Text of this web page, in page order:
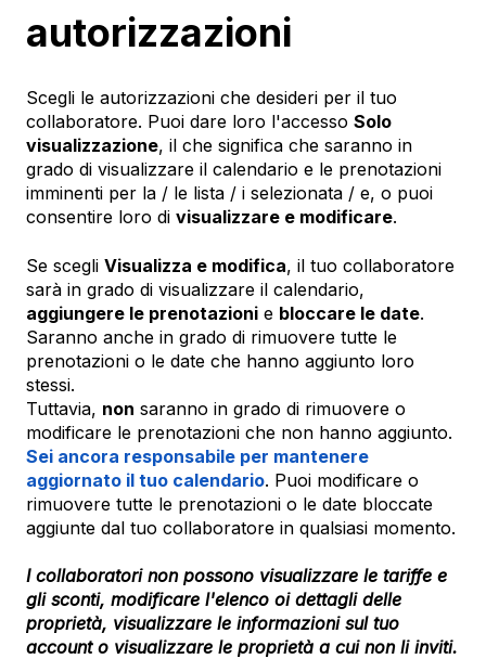
autorizzazioni
Scegli le autorizzazioni che desideri per il tuo
collaboratore. Puoi dare loro l'accesso Solo
visualizzazione, il che significa che saranno in
grado di visualizzare il calendario e le prenotazioni
imminenti per la / le lista / i selezionata / e, o puoi
consentire loro di visualizzare e modificare.
Se scegli Visualizza e modifica, il tuo collaboratore
sarà in grado di visualizzare il calendario,
aggiungere le prenotazioni e bloccare le date.
Saranno anche in grado di rimuovere tutte le
prenotazioni o le date che hanno aggiunto loro
stessi.
Tuttavia, non saranno in grado di rimuovere o
modificare le prenotazioni che non hanno aggiunto.
Sei ancora responsabile per mantenere
aggiornato il tuo calendario. Puoi modificare o
rimuovere tutte le prenotazioni o le date bloccate
aggiunte dal tuo collaboratore in qualsiasi momento.
I collaboratori non possono visualizzare le tariffe e
gli sconti, modificare l'elenco oi dettagli delle
proprietà, visualizzare le informazioni sul tuo
account o visualizzare le proprietà a cui non li inviti.